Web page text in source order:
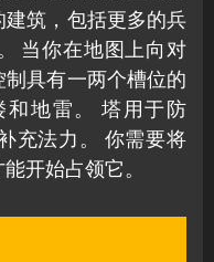
筑，包括更多的兵
当你在地图上向对
具有一两个槽位的
地雷。 塔用于防
充法力。 你需要将
开始占领它。